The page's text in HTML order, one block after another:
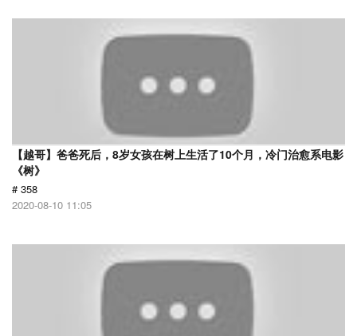
【越哥】爸爸死后，8岁女孩在树上生活了10个月，冷门治愈系电影
《树》
# 358
2020-08-10 11:05